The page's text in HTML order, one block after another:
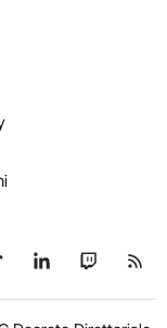
Telegram
su TikTok
Seguici su
Seguici